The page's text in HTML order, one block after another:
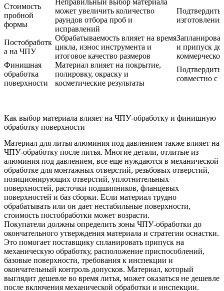
Стоимость
пробной
формы
может увеличить количество
раундов отбора проб и
исправлений
Подтвердить
Постобработк
а на ЧПУ
Обрабатываемость влияет на время
цикла, износ инструмента и
итоговое качество размеров
и припуск до
Финишная
обработка
поверхности
Материал влияет на покрытие,
полировку, окраску и
косметические результаты
Подтвердить
совместно с
Как выбор материала влияет на ЧПУ-обработку и финишную
обработку поверхности
Материал для литья алюминия под давлением также влияет на
ЧПУ-обработку после литья. Многие детали, отлитые из
алюминия под давлением, все еще нуждаются в механической
обработке для монтажных отверстий, резьбовых отверстий,
позиционирующих отверстий, уплотнительных
поверхностей, расточки подшипников, фланцевых
поверхностей и баз сборки. Если материал трудно
обрабатывать или он дает нестабильные поверхности,
стоимость постобработки может возрасти.
Покупатели должны определить зоны ЧПУ-обработки до
окончательного утверждения материала и стратегии оснастки.
Это помогает поставщику спланировать припуск на
механическую обработку, расположение приспособлений,
базовые поверхности, требования к инспекции и
окончательный контроль допусков. Материал, который
выглядит дешевле во время литья, может оказаться не дешевле
после включения механической обработки и инспекции.